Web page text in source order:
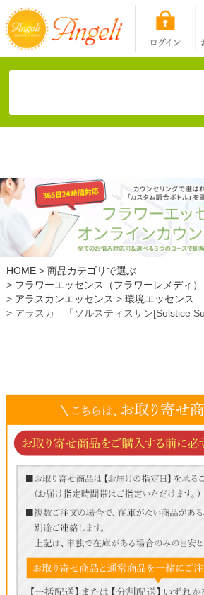
HOME
商品カテゴリで選ぶ
フラワーエッセンス（フラワーレメディ）
アラスカンエッセンス
環境エッセンス
アラスカ 「ソルスティスサン[Solstice